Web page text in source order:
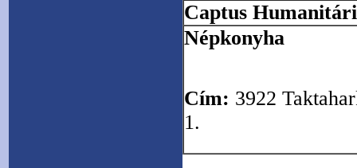
Captus
Népkonyha
Cím: 3922
1.